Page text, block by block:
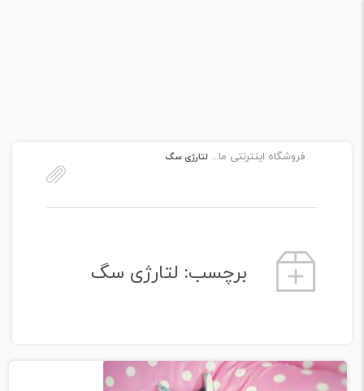
فروشگاه اینترنتی ماکیان دام پارس لتارژی سگ
برچسب: لتارژی سگ